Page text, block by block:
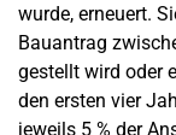
wurde, erneuert.
Bauantrag
gestellt wird oder
den ersten vier
jeweils 5 % der